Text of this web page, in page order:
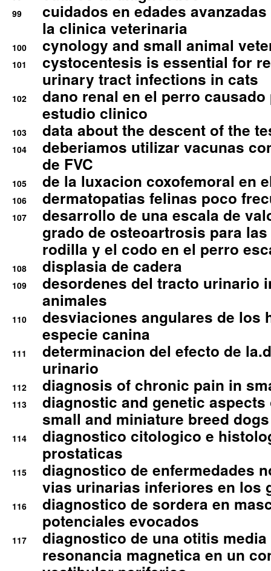
99
cuidados en edades
la clinica veterinaria
100 cynology and small animal
101
cystocentesis is essential for
urinary tract infections in cats
102
dano renal en el perro
estudio clinico
103 data about the descent of the
104
deberiamos utilizar vacunas
de FVC
105 de la luxacion coxofemoral en
106 dermatopatias felinas poco
107
desarrollo de una escala de
grado de osteoartrosis para
rodilla y el codo en el perro
108 displasia de cadera
109
desordenes del tracto urinario
animales
110
desviaciones angulares de los
especie canina
111
determinacion del efecto de
urinario
112 diagnosis of chronic pain in
113
diagnostic and genetic
small and miniature breed
114
diagnostico citologico e
prostaticas
115
diagnostico de enfermedades
vias urinarias inferiores en los
116
diagnostico de sordera en
potenciales evocados
117
diagnostico de una otitis
resonancia magnetica en un